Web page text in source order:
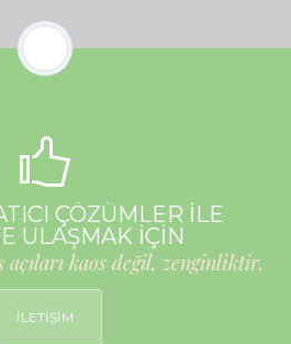
ÇÖZÜMLER İLE
ULAŞMAK İÇİN
açıları kaos değil, zenginliktir.
İLETİŞİM